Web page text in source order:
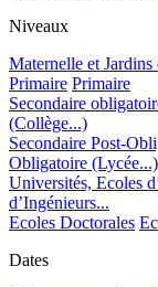
Niveaux
Maternelle et Jardins
Primaire Primaire
Secondaire
(Collège...)
Secondaire Post-
Obligatoire (Lycée...)
Universités, Ecoles
d’Ingénieurs...
Ecoles Doctorales
Dates